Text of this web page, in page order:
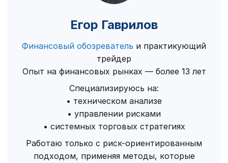
Егор Гаврилов
Финансовый обозреватель и практикующий
трейдер
Опыт на финансовых рынках — более 13 лет
Специализируюсь на:
• техническом анализе
• управлении рисками
• системных торговых стратегиях
Работаю только с риск-ориентированным
подходом, применяя методы, которые